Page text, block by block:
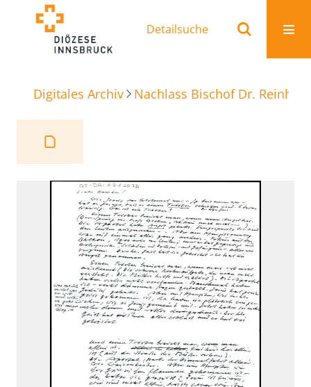
Detailsuche
Digitales Archiv Nachlass Bischof Dr.